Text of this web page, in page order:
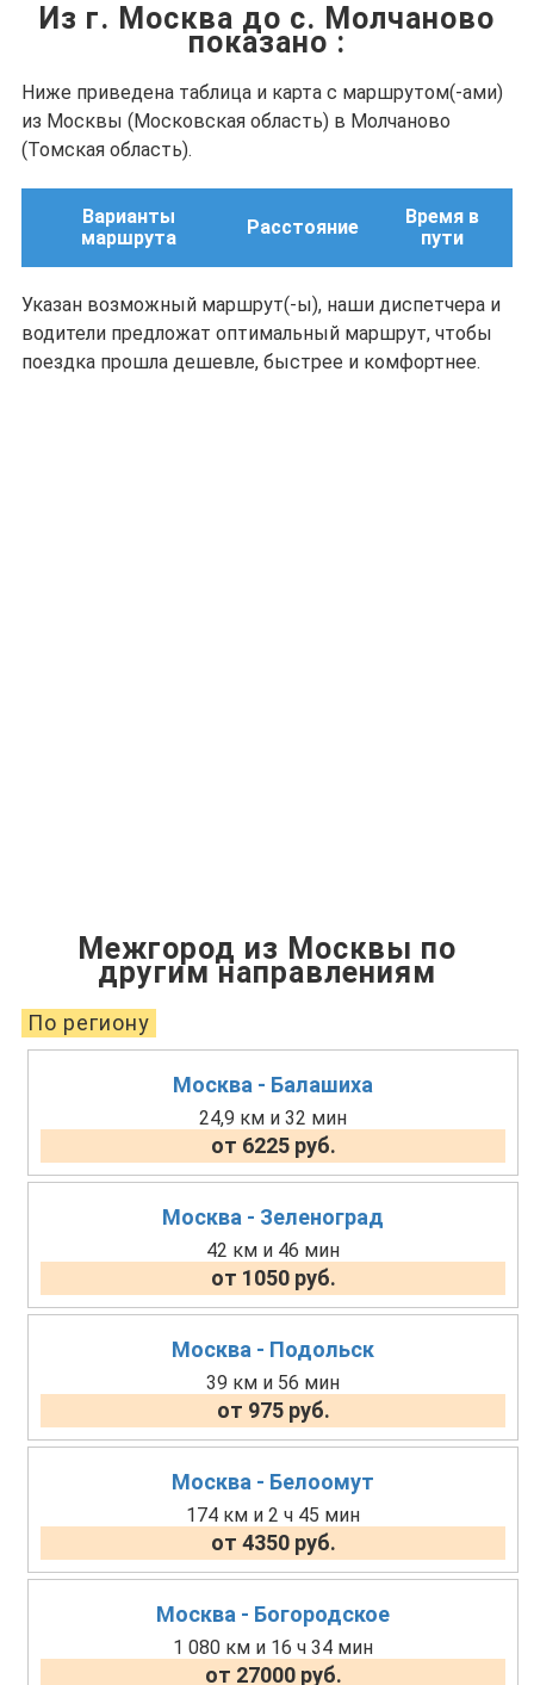
Из г. Москва до с. Молчаново
показано :
Ниже приведена таблица и карта с маршрутом(-ами)
из Москвы (Московская область) в Молчаново
(Томская область).
Варианты
маршрута
Расстояние
Время в
пути
Указан возможный маршрут(-ы), наши диспетчера и
водители предложат оптимальный маршрут, чтобы
поездка прошла дешевле, быстрее и комфортнее.
Межгород из Москвы по
другим направлениям
По региону
Москва - Балашиха
24,9 км и 32 мин
от 6225 руб.
Москва - Зеленоград
42 км и 46 мин
от 1050 руб.
Москва - Подольск
39 км и 56 мин
от 975 руб.
Москва - Белоомут
174 км и 2 ч 45 мин
от 4350 руб.
Москва - Богородское
1 080 км и 16 ч 34 мин
от 27000 руб.